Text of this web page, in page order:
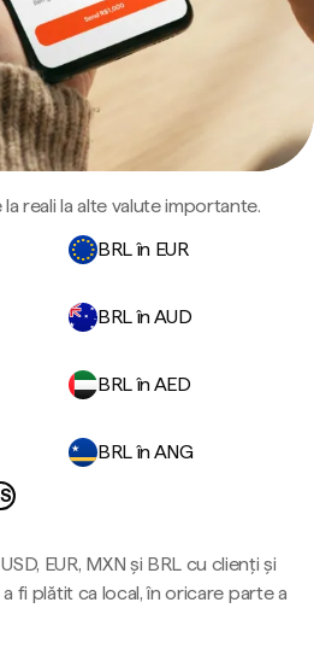
reali la alte valute importante.
BRL în EUR
BRL în AUD
BRL în AED
BRL în ANG
EUR, MXN și BRL cu clienți și
fi plătit ca local, în oricare parte a